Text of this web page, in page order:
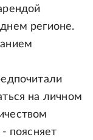
регионе.
на личном
поясняет